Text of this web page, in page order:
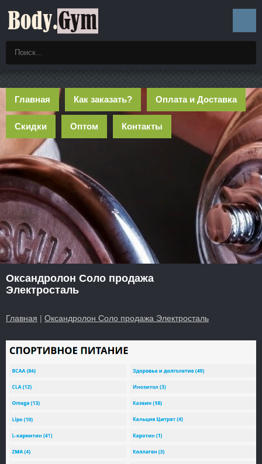
Главная Как заказать? Оплата и Доставка
Скидки Оптом Контакты
Оксандролон Соло продажа
Электросталь
Главная | Оксандролон Соло продажа Электросталь